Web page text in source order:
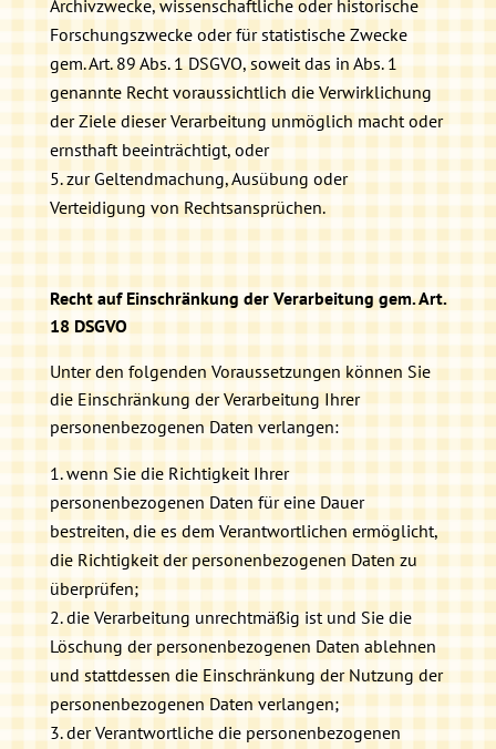
Archivzwecke, wissenschaftliche oder historische
Forschungszwecke oder für statistische Zwecke
gem. Art. 89 Abs. 1 DSGVO, soweit das in Abs. 1
genannte Recht voraussichtlich die Verwirklichung
der Ziele dieser Verarbeitung unmöglich macht oder
ernsthaft beeinträchtigt, oder
zur Geltendmachung, Ausübung oder
Verteidigung von Rechtsansprüchen.
Recht auf Einschränkung der Verarbeitung gem. Art.
18 DSGVO
Unter den folgenden Voraussetzungen können Sie
die Einschränkung der Verarbeitung Ihrer
personenbezogenen Daten verlangen:
wenn Sie die Richtigkeit Ihrer
personenbezogenen Daten für eine Dauer
bestreiten, die es dem Verantwortlichen ermöglicht,
die Richtigkeit der personenbezogenen Daten zu
überprüfen;
die Verarbeitung unrechtmäßig ist und Sie die
Löschung der personenbezogenen Daten ablehnen
und stattdessen die Einschränkung der Nutzung der
personenbezogenen Daten verlangen;
der Verantwortliche die personenbezogenen